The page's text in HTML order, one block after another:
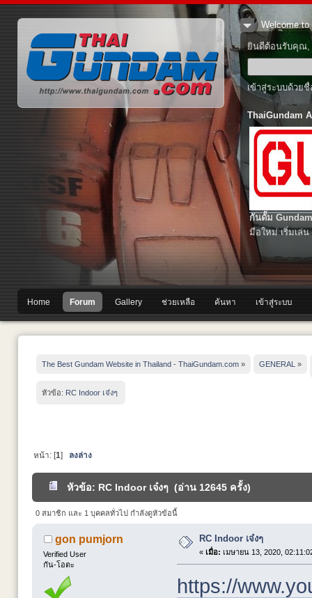
Welcome to
ยินดีต้อนรับคุณ,
เข้าสู่ระบบด้วย
ThaiGundam
กันดั้ม
มือใหม่ เริ่มเล่น
Home Forum Gallery ช่วยเหลือ ค้นหา เข้าสู่ระบบ
The Best Gundam Website in Thailand - ThaiGundam.com » GENERAL »
หัวข้อ: RC Indoor เจ๋งๆ
หน้า: [1] ลงล่าง
หัวข้อ: RC Indoor เจ๋งๆ (อ่าน 12645 ครั้ง)
0 สมาชิก และ 1 บุคคลทั่วไป กำลังดูหัวข้อนี้
gon pumjorn
Verified User
กัน-โอตะ
RC Indoor เจ๋งๆ
« เมื่อ: เมษายน 13, 2020,
https://